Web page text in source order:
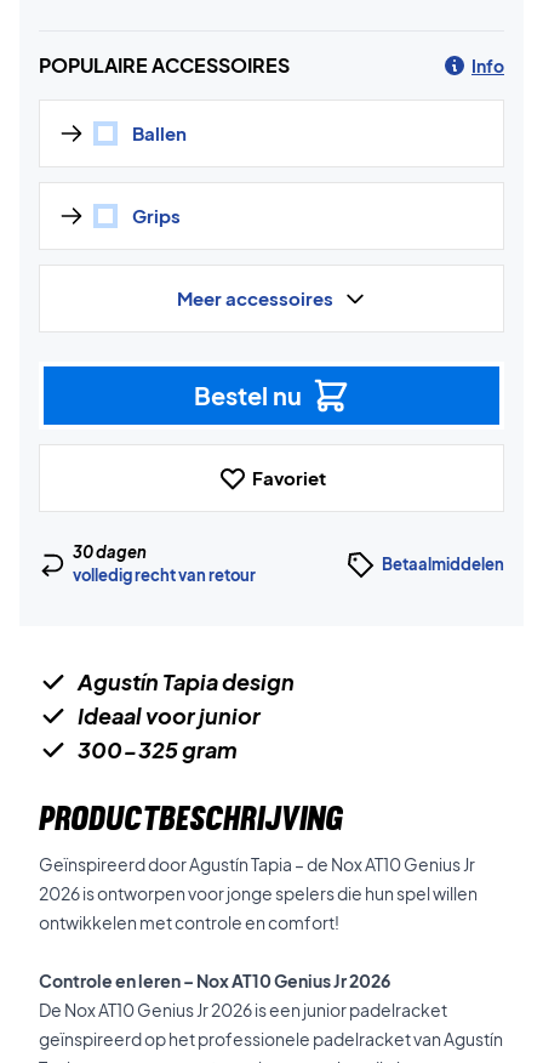
POPULAIRE ACCESSOIRES Info
Ballen
Grips
Meer accessoires
Bestel nu
Favoriet
30 dagen
volledig recht van retour
Betaalmiddelen
Agustín Tapia design
Ideaal voor junior
300-325 gram
PRODUCTBESCHRIJVING
Geïnspireerd door Agustín Tapia – de Nox AT10 Genius Jr
2026 is ontworpen voor jonge spelers die hun spel willen
ontwikkelen met controle en comfort!
Controle en leren – Nox AT10 Genius Jr 2026
De Nox AT10 Genius Jr 2026 is een junior padelracket
geïnspireerd op het professionele padelracket van Agustín